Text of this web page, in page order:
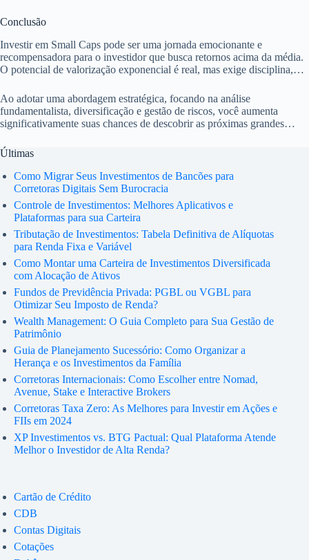
Conclusão
Investir em Small Caps pode ser uma jornada emocionante e
recompensadora para o investidor que busca retornos acima da média.
O potencial de valorização exponencial é real, mas exige disciplina,
Ao adotar uma abordagem estratégica, focando na análise
fundamentalista, diversificação e gestão de riscos, você aumenta
significativamente suas chances de descobrir as próximas grandes
segmento não é garantido, mas a dedicação e o conhecimento são seus
maiores aliados na busca por valorizações exponenciais.
Últimas
Como Migrar Seus Investimentos de Bancões para
Corretoras Digitais Sem Burocracia
Controle de Investimentos: Melhores Aplicativos e
Plataformas para sua Carteira
Tributação de Investimentos: Tabela Definitiva de Alíquotas
para Renda Fixa e Variável
Como Montar uma Carteira de Investimentos Diversificada
com Alocação de Ativos
Fundos de Previdência Privada: PGBL ou VGBL para
Otimizar Seu Imposto de Renda?
Wealth Management: O Guia Completo para Sua Gestão de
Patrimônio
Guia de Planejamento Sucessório: Como Organizar a
Herança e os Investimentos da Família
Corretoras Internacionais: Como Escolher entre Nomad,
Avenue, Stake e Interactive Brokers
Corretoras Taxa Zero: As Melhores para Investir em Ações e
FIIs em 2024
XP Investimentos vs. BTG Pactual: Qual Plataforma Atende
Melhor o Investidor de Alta Renda?
Cartão de Crédito
CDB
Contas Digitais
Cotações